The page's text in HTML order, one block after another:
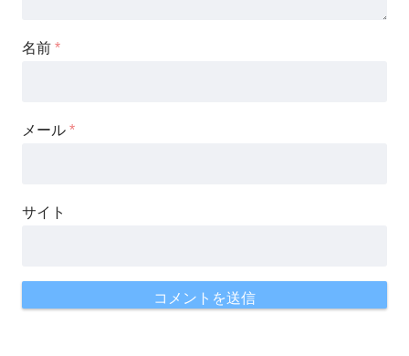
名前 *
メール *
サイト